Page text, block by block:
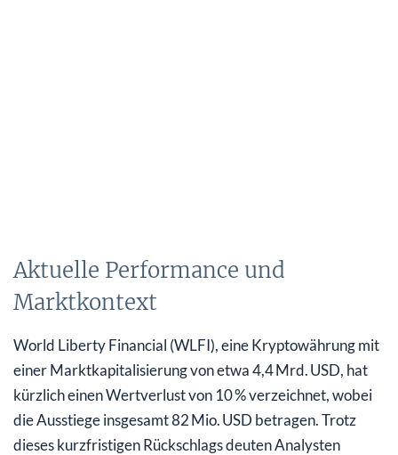
Aktuelle Performance und
Marktkontext
World Liberty Financial (WLFI), eine Kryptowährung mit
einer Marktkapitalisierung von etwa 4,4 Mrd. USD, hat
kürzlich einen Wertverlust von 10 % verzeichnet, wobei
die Ausstiege insgesamt 82 Mio. USD betragen. Trotz
dieses kurzfristigen Rückschlags deuten Analysten